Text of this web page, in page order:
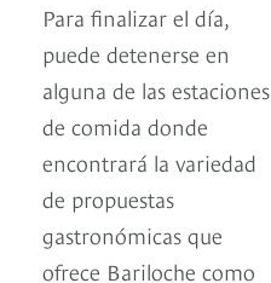
Para finalizar el día,
puede detenerse en
alguna de las estaciones
de comida donde
encontrará la variedad
de propuestas
gastronómicas que
ofrece Bariloche como